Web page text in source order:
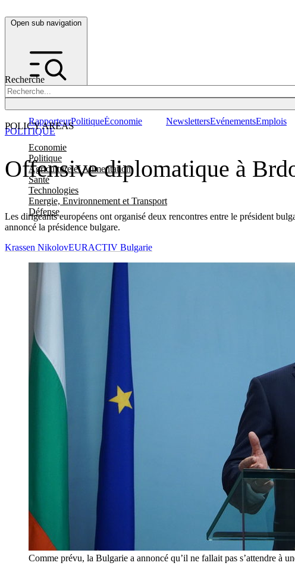
Open sub navigation
Recherche
POLICY AREAS
Economie
Politique
Agriculture et Alimentation
Santé
Technologies
Energie, Environnement et Transport
Défense
RapporteurPolitiqueÉconomie NewslettersEvénementsEmplois
Offensive diplomatique à
Les dirigeants européens ont organisé deux rencontres entre le président
annoncé la présidence bulgare.
POLITIQUE
Krassen NikolovEURACTIV Bulgarie
Comme prévu, la Bulgarie a annoncé qu’il ne fallait pas s’attendre à